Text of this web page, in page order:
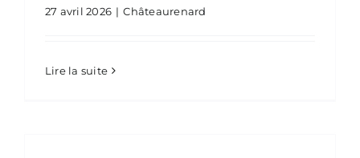
27 avril 2026 | Châteaurenard
Lire la suite